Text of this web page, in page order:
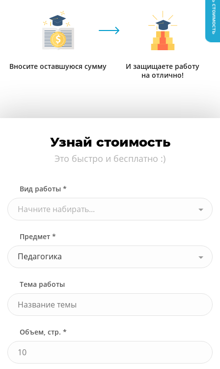
Вносите оставшуюся сумму
И защищаете работу
на отлично!
Узнай стоимость
Это быстро и бесплатно :)
Вид работы *
Начните набирать...
Предмет *
Педагогика
Тема работы
Объем, стр. *